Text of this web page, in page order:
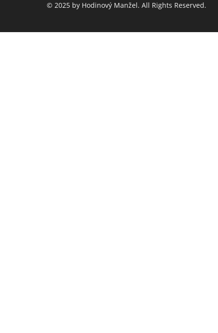
© 2025 by Hodinový Manžel. All Rights Reserved.